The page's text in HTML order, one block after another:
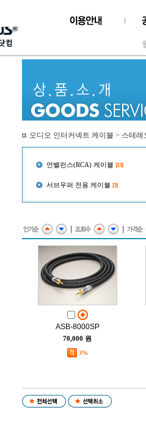
오디오 인터커넥트 케이블 > 스테레
언밸런스(RCA) 케이블 [13]
서브우퍼 전용 케이블 [3]
| |
ASB-8000SP
70,000 원
3%